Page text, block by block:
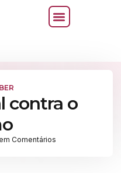
contra o
Comentários